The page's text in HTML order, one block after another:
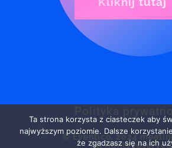
Polityka
© Eventico. 2024
All rights
Ta strona korzysta z ciasteczek aby
najwyższym poziomie. Dalsze
że zgadzasz się na ich